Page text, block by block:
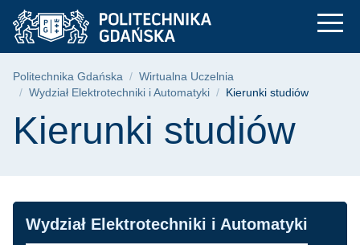
Przejdź
do
menu
Przejdź
do
wyszukiwarki
Przejdź
do
treści
Kierunki studiów |
Ścieżka nawigacyjna
Politechnika Gdańska
Wirtualna Uczelnia
Wydział Elektrotechniki i Automatyki
Kierunki studiów
Treść strony
Kierunki studiów
Nawigacja
Wydział Elektrotechniki i Automatyki